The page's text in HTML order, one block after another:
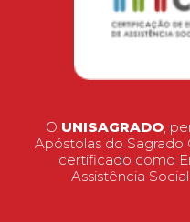
O UNISAGRADO,
Apóstolas do Sagrado
certificado como
Assistência